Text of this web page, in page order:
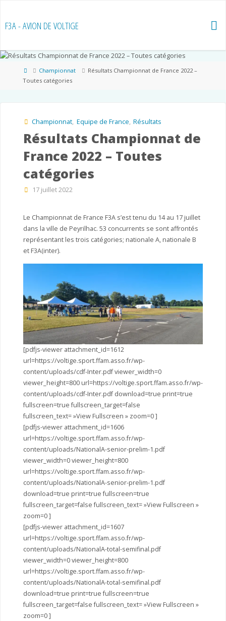
content
F3A - AVION DE VOLTIGE
HomeChampionnat
Résultats Championnat de France 2022 –
Toutes catégories
Championnat, Equipe de France, Résultats
Résultats Championnat de
France 2022 – Toutes
catégories
17 juillet 2022
Le Championnat de France F3A s’est tenu du 14 au 17 juillet
dans la ville de Peyrilhac. 53 concurrents se sont affrontés
représentant les trois catégories; nationale A, nationale B
et F3A(inter).
[pdfjs-viewer attachment_id=1612
url=https://voltige.sport.ffam.asso.fr/wp-
content/uploads/cdf-Inter.pdf viewer_width=0
viewer_height=800 url=https://voltige.sport.ffam.asso.fr/wp-
content/uploads/cdf-Inter.pdf download=true print=true
fullscreen=true fullscreen_target=false
fullscreen_text= »View Fullscreen » zoom=0 ]
[pdfjs-viewer attachment_id=1606
url=https://voltige.sport.ffam.asso.fr/wp-
content/uploads/NationalA-senior-prelim-1.pdf
viewer_width=0 viewer_height=800
url=https://voltige.sport.ffam.asso.fr/wp-
content/uploads/NationalA-senior-prelim-1.pdf
download=true print=true fullscreen=true
fullscreen_target=false fullscreen_text= »View Fullscreen »
zoom=0 ]
[pdfjs-viewer attachment_id=1607
url=https://voltige.sport.ffam.asso.fr/wp-
content/uploads/NationalA-total-semifinal.pdf
viewer_width=0 viewer_height=800
url=https://voltige.sport.ffam.asso.fr/wp-
content/uploads/NationalA-total-semifinal.pdf
download=true print=true fullscreen=true
fullscreen_target=false fullscreen_text= »View Fullscreen »
zoom=0 ]